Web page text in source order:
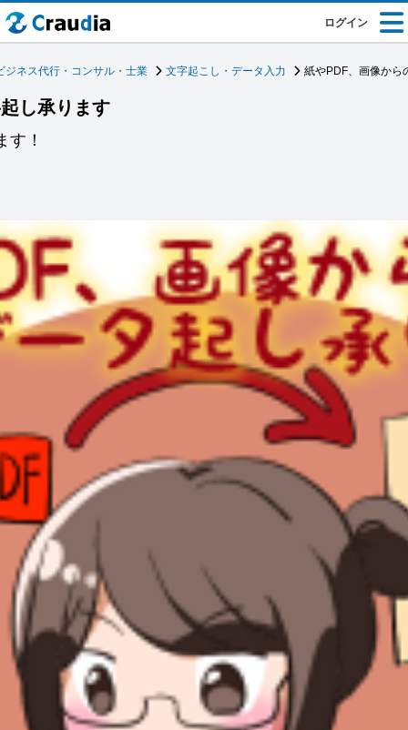
ログイン
ジネス代行・コンサル・士業 文字起こし・データ入力 紙やPDF、画像から
し承ります
す！